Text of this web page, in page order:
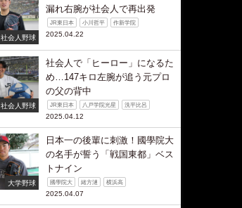
社会人野球
漏れ右腕が社会人で再出発
JR東日本 小川哲平 作新学院
2025.04.22
社会人野球
社会人で「ヒーロー」になるた
め…147キロ左腕が追う元プロ
の父の背中
JR東日本 八戸学院光星 洗平比呂
2025.04.12
大学野球
日本一の後輩に刺激！國學院大
の名手が誓う「戦国東都」ベス
トナイン
國學院大 緒方漣 横浜高
2025.04.07